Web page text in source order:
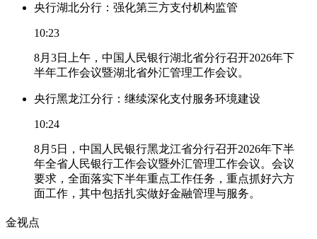
央行湖北分行：强化第三方支付机构监管
10:23
8月3日上午，中国人民银行湖北省分行召开2026年下
半年工作会议暨湖北省外汇管理工作会议。
央行黑龙江分行：继续深化支付服务环境建设
10:24
8月5日，中国人民银行黑龙江省分行召开2026年下半
年全省人民银行工作会议暨外汇管理工作会议。会议
要求，全面落实下半年重点工作任务，重点抓好六方
面工作，其中包括扎实做好金融管理与服务。
金视点